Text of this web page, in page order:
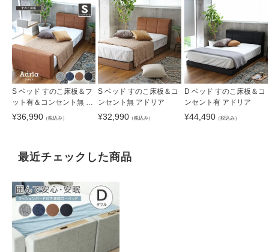
S ベッド すのこ床板＆フ
ット有＆コンセント無 ア
ドリア
¥36,990 （税込み）
S ベッド すのこ床板＆コ
ンセント無 アドリア
¥32,990 （税込み）
D ベッド すのこ床板＆コ
ンセント有 アドリア
¥44,490（税込み）
最近チェックした商品